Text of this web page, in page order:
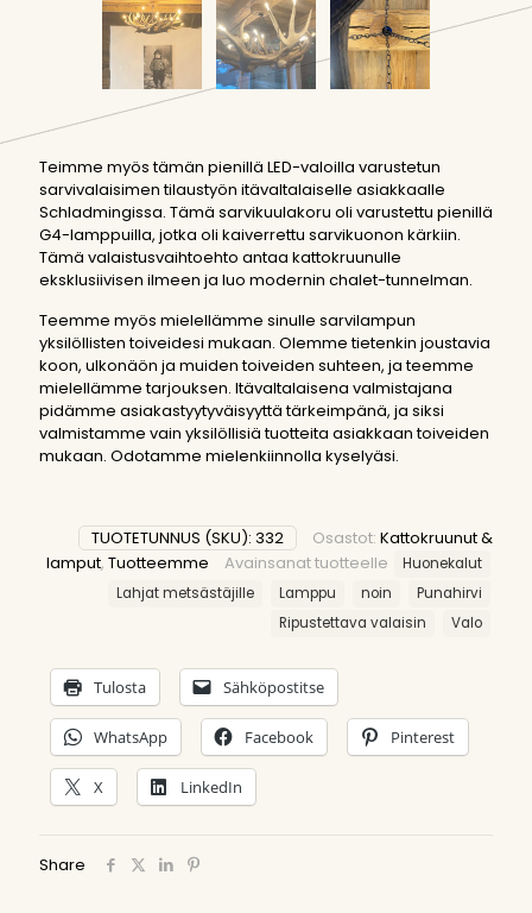
Teimme myös tämän pienillä LED-valoilla varustetun
sarvivalaisimen tilaustyön itävaltalaiselle asiakkaalle
Schladmingissa. Tämä sarvikuulakoru oli varustettu pienillä
G4-lamppuilla, jotka oli kaiverrettu sarvikuonon kärkiin.
Tämä valaistusvaihtoehto antaa kattokruunulle
eksklusiivisen ilmeen ja luo modernin chalet-tunnelman.
Teemme myös mielellämme sinulle sarvilampun
yksilöllisten toiveidesi mukaan. Olemme tietenkin joustavia
koon, ulkonäön ja muiden toiveiden suhteen, ja teemme
mielellämme tarjouksen. Itävaltalaisena valmistajana
pidämme asiakastyytyväisyyttä tärkeimpänä, ja siksi
valmistamme vain yksilöllisiä tuotteita asiakkaan toiveiden
mukaan. Odotamme mielenkiinnolla kyselyäsi.
TUOTETUNNUS (SKU): 332 Osastot: Kattokruunut &
lamput, Tuotteemme Avainsanat tuotteelle
Huonekalut
Lahjat metsästäjille
Lamppu noin
Punahirvi
Ripustettava valaisin
Valo
Tulosta Sähköpostitse
WhatsApp Facebook Pinterest
X LinkedIn
Share